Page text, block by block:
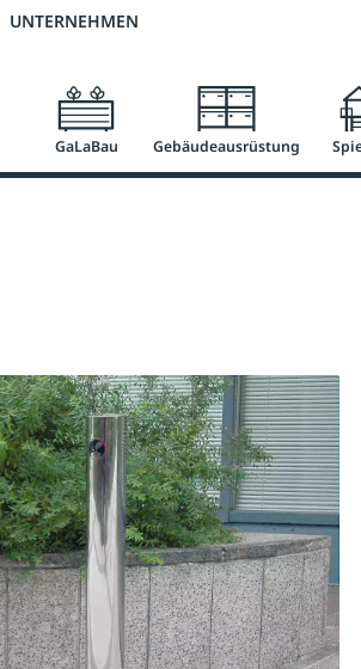
versandkostenfrei ab 50 €
UNTERNEHMEN
GaLaBau Gebäudeausrüstung